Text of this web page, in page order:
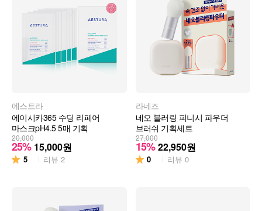
에스트라
에이시카365 수딩 리페어
마스크pH4.5 5매 기획
20,000
25% 15,000원
5 리뷰 2
라네즈
네오 블러링 피니시 파우더
브러쉬 기획세트
27,000
15% 22,950원
0 리뷰 0